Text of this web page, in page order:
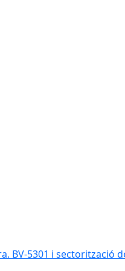
BV-5301 i sectorització